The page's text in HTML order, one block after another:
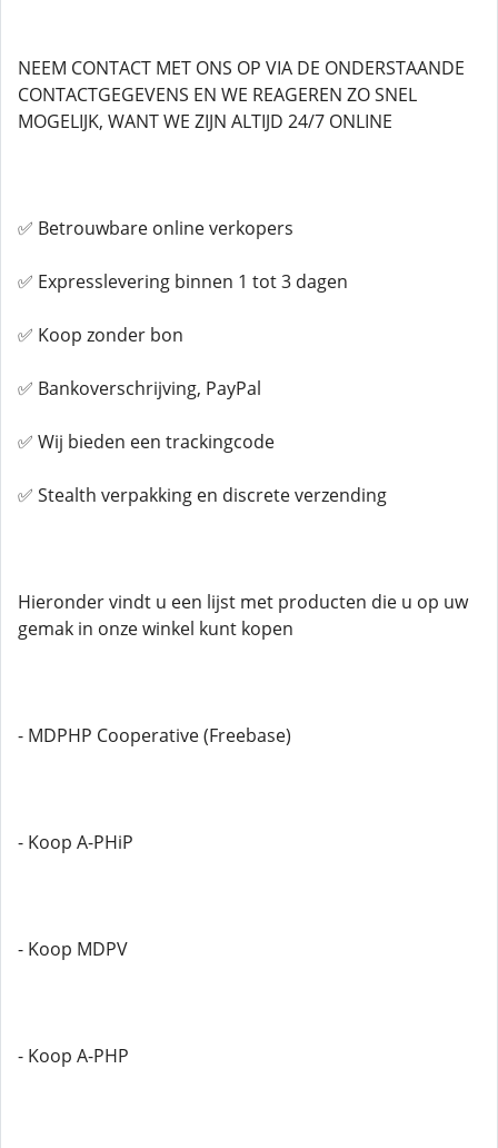
NEEM CONTACT MET ONS OP VIA DE ONDERSTAANDE
CONTACTGEGEVENS EN WE REAGEREN ZO SNEL
MOGELIJK, WANT WE ZIJN ALTIJD 24/7 ONLINE
✅ Betrouwbare online verkopers
✅ Expresslevering binnen 1 tot 3 dagen
✅ Koop zonder bon
✅ Bankoverschrijving, PayPal
✅ Wij bieden een trackingcode
✅ Stealth verpakking en discrete verzending
Hieronder vindt u een lijst met producten die u op uw
gemak in onze winkel kunt kopen
- MDPHP Cooperative (Freebase)
- Koop A-PHiP
- Koop MDPV
- Koop A-PHP